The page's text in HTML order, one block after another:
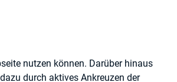
und
nutzen können. Darüber hinaus
durch aktives Ankreuzen der